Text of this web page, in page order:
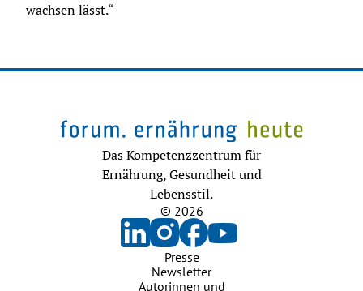
wachsen lässt.“
Das Kompetenzzentrum für
Ernährung, Gesundheit und
Lebensstil.
© 2026
Presse
Newsletter
Autorinnen und